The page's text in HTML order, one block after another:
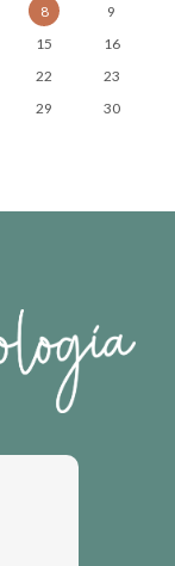
8
9
15
16
22
23
29
30